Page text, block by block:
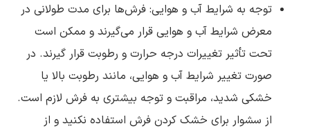
توجه به شرایط آب و هوایی: فرش‌ها برای مدت طولانی در
معرض شرایط آب و هوایی قرار می‌گیرند و ممکن است
تحت تأثیر تغییرات درجه حرارت و رطوبت قرار گیرند. در
صورت تغییر شرایط آب و هوایی، مانند رطوبت بالا یا
خشکی شدید، مراقبت و توجه بیشتری به فرش لازم است.
از سشوار برای خشک کردن فرش استفاده نکنید و از